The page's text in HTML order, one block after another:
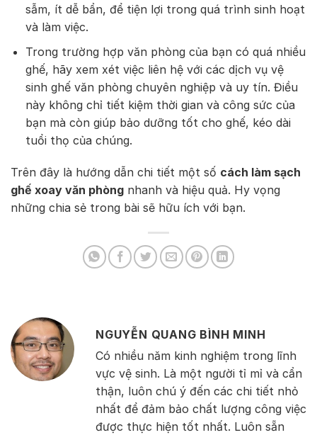
sẫm, ít dễ bẩn, để tiện lợi trong quá trình sinh hoạt
và làm việc.
Trong trường hợp văn phòng của bạn có quá nhiều
ghế, hãy xem xét việc liên hệ với các dịch vụ vệ
sinh ghế văn phòng chuyên nghiệp và uy tín. Điều
này không chỉ tiết kiệm thời gian và công sức của
bạn mà còn giúp bảo dưỡng tốt cho ghế, kéo dài
tuổi thọ của chúng.
Trên đây là hướng dẫn chi tiết một số cách làm sạch
ghế xoay văn phòng nhanh và hiệu quả. Hy vọng
những chia sẻ trong bài sẽ hữu ích với bạn.
NGUYỄN QUANG BÌNH MINH
Có nhiều năm kinh nghiệm trong lĩnh
vực vệ sinh. Là một người tỉ mỉ và cẩn
thận, luôn chú ý đến các chi tiết nhỏ
nhất để đảm bảo chất lượng công việc
được thực hiện tốt nhất. Luôn sẵn